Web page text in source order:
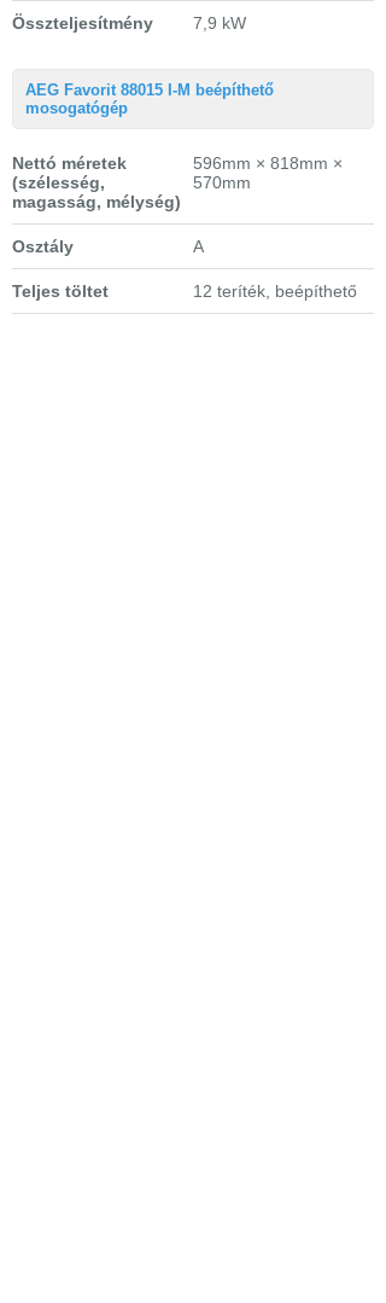
Összteljesítmény 7,9 kW
AEG Favorit 88015 I-M beépíthető
mosogatógép
Nettó méretek
(szélesség,
magasság, mélység)
596mm × 818mm ×
570mm
Osztály A
Teljes töltet 12 teríték, beépíthető